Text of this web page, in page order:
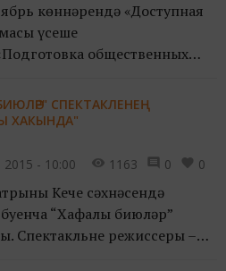
көннәрендә «Доступная
үсеше
общественных
все...СПЕКТАКЛЕНЕҢ
ХАКЫНДА"
- 10:00 1163 0 0
Кече сәхнәсендә
“Хафалы биюләр”
Спектакльнең режиссеры –